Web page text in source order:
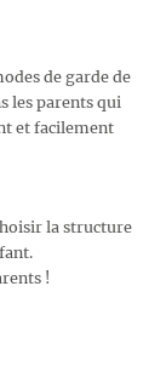
de garde de
les parents qui
et facilement
la structure
!